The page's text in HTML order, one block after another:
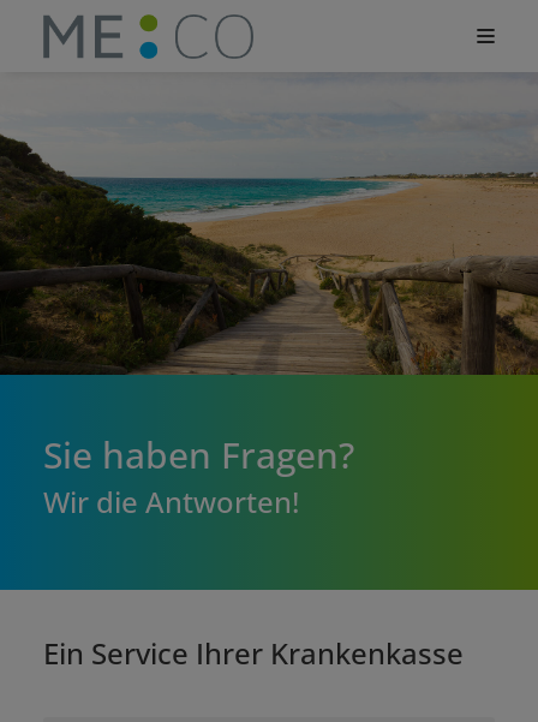
Sie haben Fragen?
Wir die Antworten!
Ein Service Ihrer Krankenkasse